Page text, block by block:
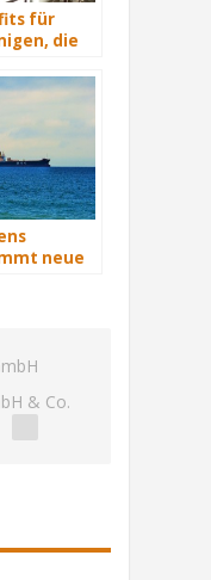
für
die
neue
& Co.